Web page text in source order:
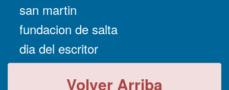
san martin
fundacion de salta
dia del escritor
Volver Arriba